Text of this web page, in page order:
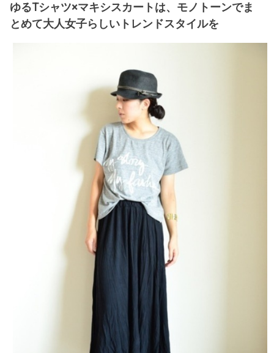
ゆるTシャツ×マキシスカートは、モノトーンでま
とめて大人女子らしいトレンドスタイルを